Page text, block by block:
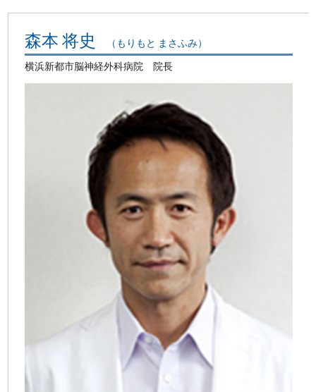
森本 将史 （もりもと まさふみ）
横浜新都市脳神経外科病院 院長